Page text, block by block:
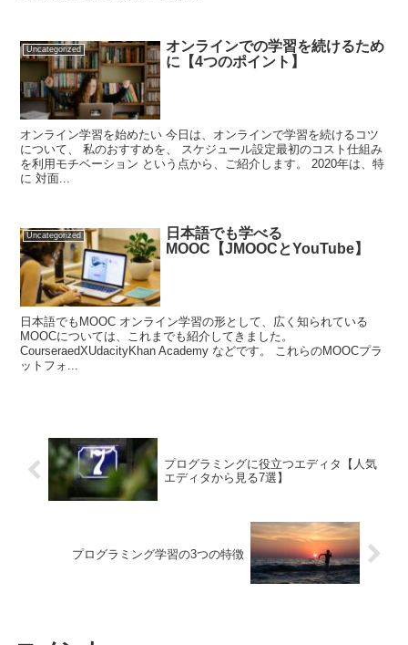
Uncategorized
オンラインでの学習を続けるため
に【4つのポイント】
オンライン学習を始めたい 今日は、オンラインで学習を続けるコツ
について、 私のおすすめを、 スケジュール設定最初のコスト仕組み
を利用モチベーション という点から、ご紹介します。 2020年は、特
に 対面...
Uncategorized
日本語でも学べる
MOOC【JMOOCとYouTube】
日本語でもMOOC オンライン学習の形として、広く知られている
MOOCについては、これまでも紹介してきました。
CourseraedXUdacityKhan Academy などです。 これらのMOOCプラ
ットフォ...
プログラミングに役立つエディタ【人気
エディタから見る7選】
プログラミング学習の3つの特徴